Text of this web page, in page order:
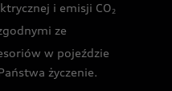
i emisji CO2
ze
w pojeździe
życzenie.